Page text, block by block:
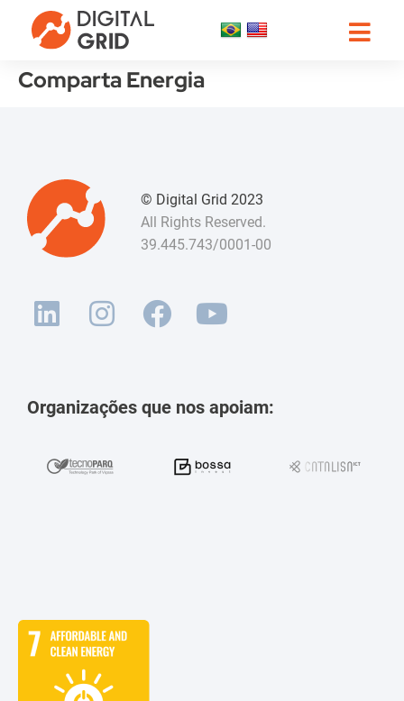
Comparta Energia
© Digital Grid 2023
All Rights Reserved.
39.445.743/0001-00
Organizações que nos apoiam: